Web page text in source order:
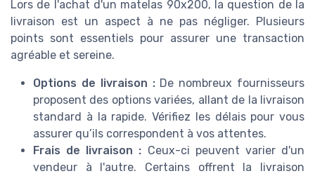
Lors de l'achat d'un matelas 90x200, la question de la
livraison est un aspect à ne pas négliger. Plusieurs
points sont essentiels pour assurer une transaction
agréable et sereine.
Options de livraison :De nombreux fournisseurs
proposent des options variées, allant de la livraison
standard à la rapide. Vérifiez les délais pour vous
assurer qu’ils correspondent à vos attentes.
Frais de livraison : Ceux-ci peuvent varier d'un
vendeur à l'autre. Certains offrent la livraison